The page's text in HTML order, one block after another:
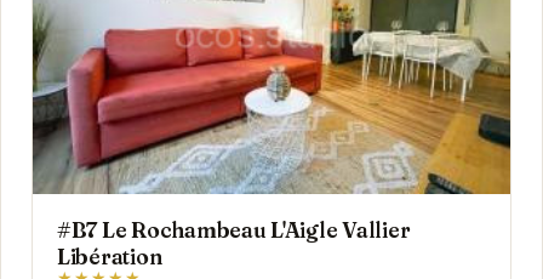
#B7 Le Rochambeau L'Aigle Vallier
Libération